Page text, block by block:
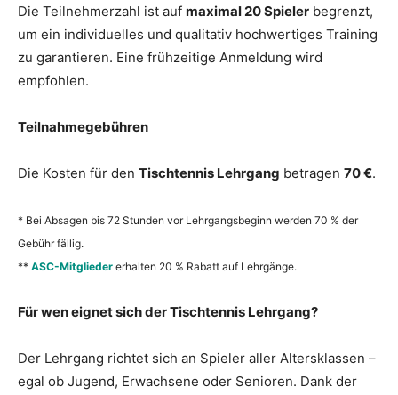
Die Teilnehmerzahl ist auf maximal 20 Spieler begrenzt,
um ein individuelles und qualitativ hochwertiges Training
zu garantieren. Eine frühzeitige Anmeldung wird
empfohlen.
Teilnahmegebühren
Die Kosten für den Tischtennis Lehrgang betragen 70 €.
* Bei Absagen bis 72 Stunden vor Lehrgangsbeginn werden 70 % der
Gebühr fällig.
** ASC-Mitglieder erhalten 20 % Rabatt auf Lehrgänge.
Für wen eignet sich der Tischtennis Lehrgang?
Der Lehrgang richtet sich an Spieler aller Altersklassen –
egal ob Jugend, Erwachsene oder Senioren. Dank der